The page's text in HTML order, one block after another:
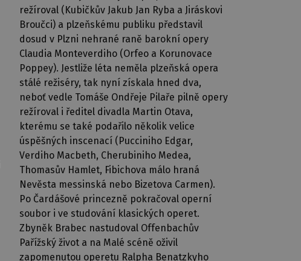
režíroval (Kubičkův Jakub Jan Ryba a Jiráskovi
Broučci) a plzeňskému publiku představil
dosud v Plzni nehrané raně barokní opery
Claudia Monteverdiho (Orfeo a Korunovace
Poppey). Jestliže léta neměla plzeňská opera
stálé režiséry, tak nyní získala hned dva,
neboť vedle Tomáše Ondřeje Pilaře pilně opery
režíroval i ředitel divadla Martin Otava,
kterému se také podařilo několik velice
úspěšných inscenací (Pucciniho Edgar,
Verdiho Macbeth, Cherubiniho Medea,
Thomasův Hamlet, Fibichova málo hraná
Nevěsta messinská nebo Bizetova Carmen).
Po Čardášové princezně pokračoval operní
soubor i ve studování klasických operet.
Zbyněk Brabec nastudoval Offenbachův
Pařížský život a na Malé scéně oživil
zapomenutou operetu Ralpha Benatzkyho